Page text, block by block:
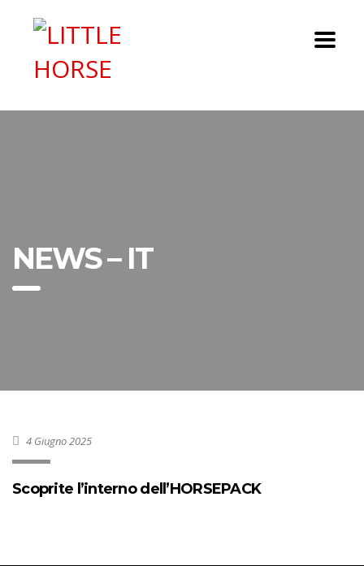
NEWS – IT
4 Giugno 2025
Scoprite l’interno dell’HORSEPACK